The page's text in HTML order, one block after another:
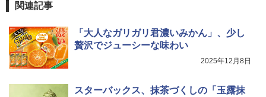
関連記事
「大人なガリガリ君濃いみかん」、少し
贅沢でジューシーな味わい
2025年12月8日
スターバックス、抹茶づくしの「玉露抹